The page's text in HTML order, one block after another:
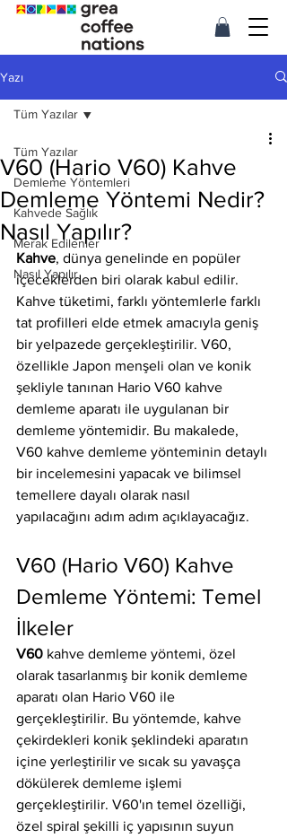
Yazı
Tüm Yazılar
Demleme Yöntemleri
Kahvede Sağlık
Merak Edilenler
Nasıl Yapılır
Tüm Yazılar
V60 (Hario V60) Kahve
Demleme Yöntemi Nedir?
Nasıl Yapılır?
Kahve, dünya genelinde en popüler
içeceklerden biri olarak kabul edilir.
Kahve tüketimi, farklı yöntemlerle farklı
tat profilleri elde etmek amacıyla geniş
bir yelpazede gerçekleştirilir. V60,
özellikle Japon menşeli olan ve konik
şekliyle tanınan Hario V60 kahve
demleme aparatı ile uygulanan bir
demleme yöntemidir. Bu makalede,
V60 kahve demleme yönteminin detaylı
bir incelemesini yapacak ve bilimsel
temellere dayalı olarak nasıl
yapılacağını adım adım açıklayacağız.
V60 (Hario V60) Kahve
Demleme Yöntemi: Temel
İlkeler
V60 kahve demleme yöntemi, özel
olarak tasarlanmış bir konik demleme
aparatı olan Hario V60 ile
gerçekleştirilir. Bu yöntemde, kahve
çekirdekleri konik şeklindeki aparatın
içine yerleştirilir ve sıcak su yavaşça
dökülerek demleme işlemi
gerçekleştirilir. V60'ın temel özelliği,
özel spiral şekilli iç yapısının suyun